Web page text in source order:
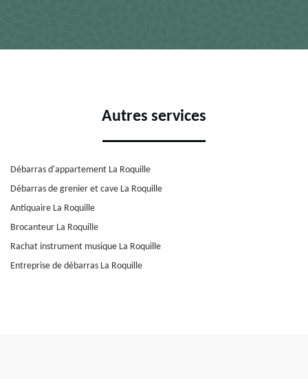
Autres services
Débarras d'appartement La Roquille
Débarras de grenier et cave La Roquille
Antiquaire La Roquille
Brocanteur La Roquille
Rachat instrument musique La Roquille
Entreprise de débarras La Roquille